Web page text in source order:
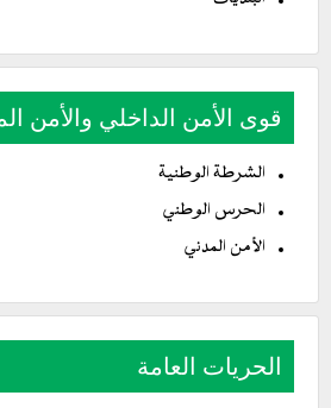
قوى الأمن الداخلي والأمن
الشرطة الوطنية
الحرس الوطني
الأمن المدني
الحريات العامة